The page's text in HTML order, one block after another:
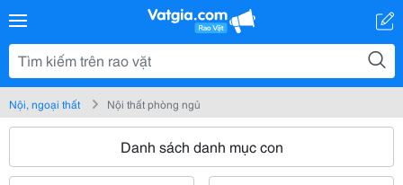
Nội, ngoại thất Nội thất phòng ngủ
Danh sách danh mục con